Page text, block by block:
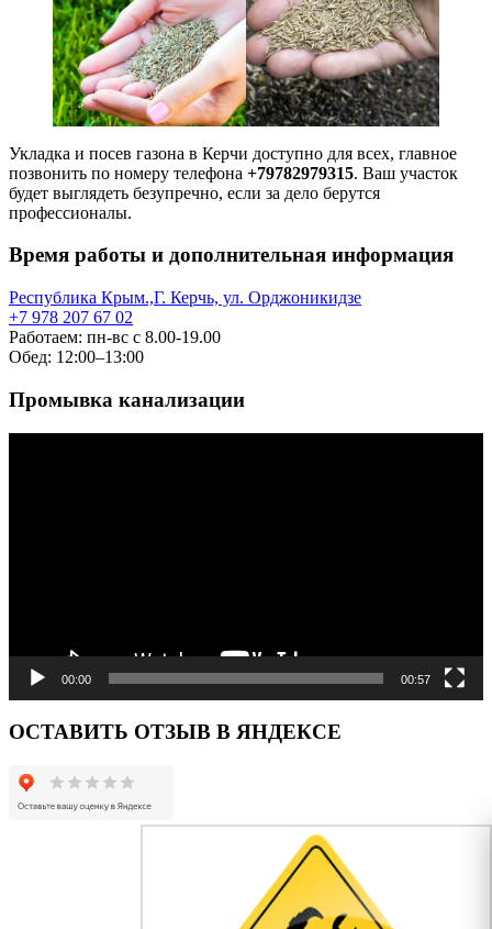
Укладка и посев газона в Керчи доступно для всех, главное
позвонить по номеру телефона +79782979315. Ваш участок
будет выглядеть безупречно, если за дело берутся
профессионалы.
Время работы и дополнительная информация
Республика Крым.,Г. Керчь, ул. Орджоникидзе
+7 978 207 67 02
Работаем: пн-вс с 8.00-19.00
Обед: 12:00–13:00
Промывка канализации
00:00 00:57
ОСТАВИТЬ ОТЗЫВ В ЯНДЕКСЕ